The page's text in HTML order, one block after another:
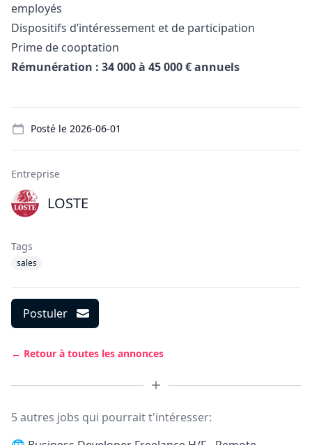
employés
Dispositifs d’intéressement et de participation
Prime de cooptation
Rémunération : 34 000 à 45 000 € annuels
Posté le 2026-06-01
Entreprise
LOSTE
Tags
sales
Postuler
← Retour à toutes les annonces
5 autres jobs qui pourrait t'intéresser: